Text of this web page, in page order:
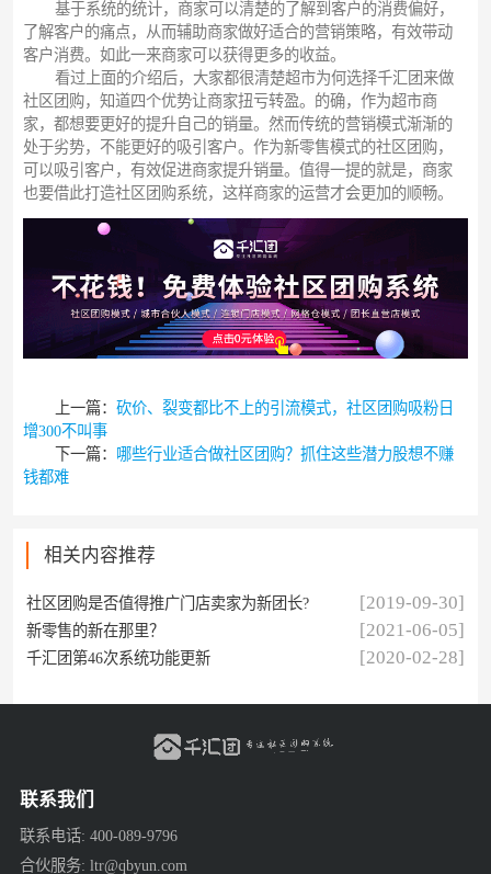
基于系统的统计，商家可以清楚的了解到客户的消费偏好，
了解客户的痛点，从而辅助商家做好适合的营销策略，有效带动
客户消费。如此一来商家可以获得更多的收益。
看过上面的介绍后，大家都很清楚超市为何选择千汇团来做
社区团购，知道四个优势让商家扭亏转盈。的确，作为超市商
家，都想要更好的提升自己的销量。然而传统的营销模式渐渐的
处于劣势，不能更好的吸引客户。作为新零售模式的社区团购，
可以吸引客户，有效促进商家提升销量。值得一提的就是，商家
也要借此打造社区团购系统，这样商家的运营才会更加的顺畅。
上一篇：砍价、裂变都比不上的引流模式，社区团购吸粉日
增300不叫事
下一篇： 哪些行业适合做社区团购？抓住这些潜力股想不赚
钱都难
相关内容推荐
社区团购是否值得推广门店卖家为新团长? [2019-09-30]
新零售的新在那里？ [2021-06-05]
千汇团第46次系统功能更新 [2020-02-28]
联系我们
联系电话: 400-089-9796
合伙服务: ltr@qbyun.com